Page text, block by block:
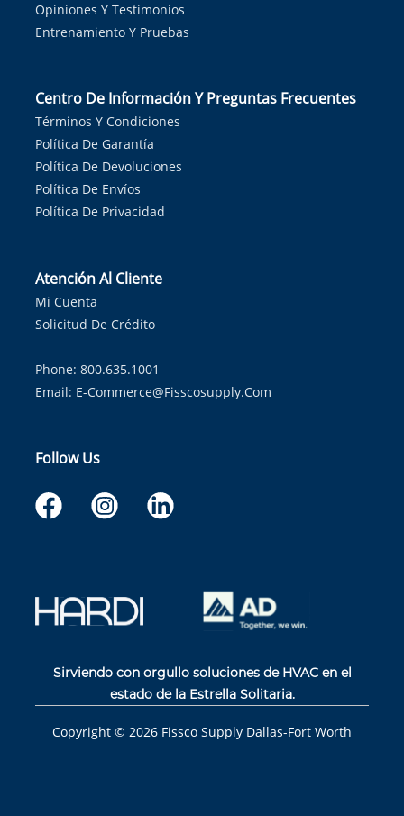
Opiniones Y Testimonios
Entrenamiento Y Pruebas
Centro De Información Y Preguntas Frecuentes
Términos Y Condiciones
Política De Garantía
Política De Devoluciones
Política De Envíos
Política De Privacidad
Atención Al Cliente
Mi Cuenta
Solicitud De Crédito
Phone: 800.635.1001
Email: E-Commerce@fisscosupply.com
Follow Us
Sirviendo con orgullo soluciones de HVAC en el
estado de la Estrella Solitaria.
Copyright © 2026 Fissco Supply Dallas-Fort Worth